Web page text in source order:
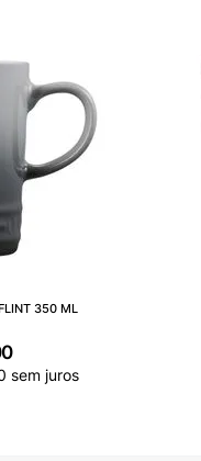
350 ML
sem juros